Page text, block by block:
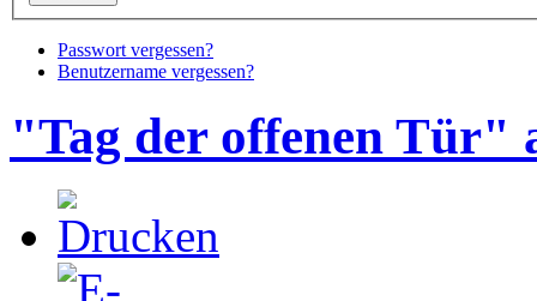
Passwort vergessen?
Benutzername vergessen?
"Tag der offenen Tür"